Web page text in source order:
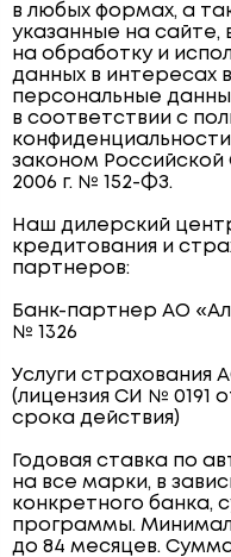
в любых формах, а
указанные на сайте,
на обработку и
данных в интересах
персональные
в соответствии с
законом
2006 г. № 152-ФЗ.
Наш дилерский
кредитования и
партнеров:
Банк-партнер АО
№ 1326
Услуги страхования
(лицензия СИ № 0191
срока действия)
Годовая ставка по
на все марки, в
конкретного банка,
программы.
до 84 месяцев.